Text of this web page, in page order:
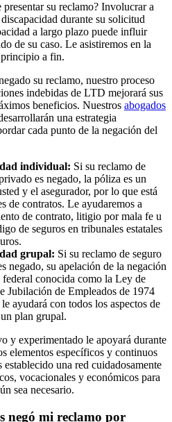
presentar su reclamo? Involucrar a
durante su solicitud
a largo plazo puede influir
de su caso. Le asistiremos en la
principio a fin.
su reclamo, nuestro proceso
indebidas de LTD mejorará sus
beneficios. Nuestros abogados
una estrategia
cada punto de la negación del
individual: Si su reclamo de
es negado, la póliza es un
y el asegurador, por lo que está
de contratos. Le ayudaremos a
de contrato, litigio por mala fe u
de seguros en tribunales estatales
grupal: Si su reclamo de seguro
negado, su apelación de la negación
conocida como la Ley de
Jubilación de Empleados de 1974
ayudará con todos los aspectos de
plan grupal.
y experimentado le apoyará durante
elementos específicos y continuos
una red cuidadosamente
vocacionales y económicos para
sea necesario.
negó mi reclamo por